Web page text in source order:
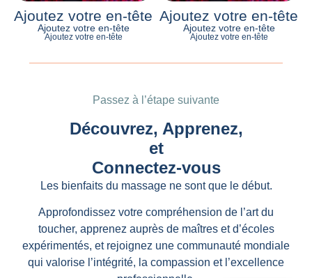
Ajoutez votre en-tête
Ajoutez votre en-tête
Ajoutez votre en-tête
Ajoutez votre en-tête
Ajoutez votre en-tête
Ajoutez votre en-tête
Passez à l’étape suivante
Découvrez, Apprenez,
et
Connectez-vous
Les bienfaits du massage ne sont que le début.
Approfondissez votre compréhension de l’art du
toucher, apprenez auprès de maîtres et d’écoles
expérimentés, et rejoignez une communauté mondiale
qui valorise l’intégrité, la compassion et l’excellence